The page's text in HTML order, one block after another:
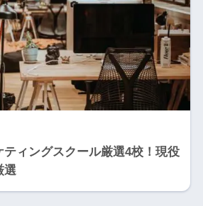
ィングスクール厳選4校！現役
選